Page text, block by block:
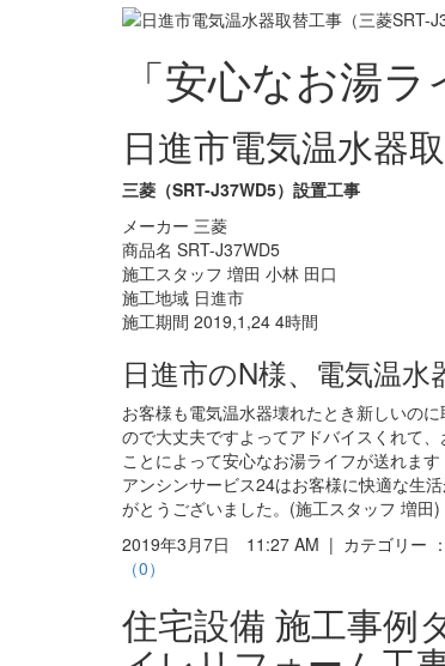
「安心なお湯
日進市電気温水器
三菱（SRT-J37WD5）設置工事
メーカー 三菱
商品名 SRT-J37WD5
施工スタッフ 増田 小林 田口
施工地域 日進市
施工期間 2019,1,24 4時間
日進市のN様、電気温
お客様も電気温水器壊れたとき新しいの
ので大丈夫ですよってアドバイスくれて
ことによって安心なお湯ライフが送れます
アンシンサービス24はお客様に快適な生
がとうございました。(施工スタッフ 増田)
2019年3月7日 11:27 AM | カテゴリー ：
（0）
住宅設備 施工事例